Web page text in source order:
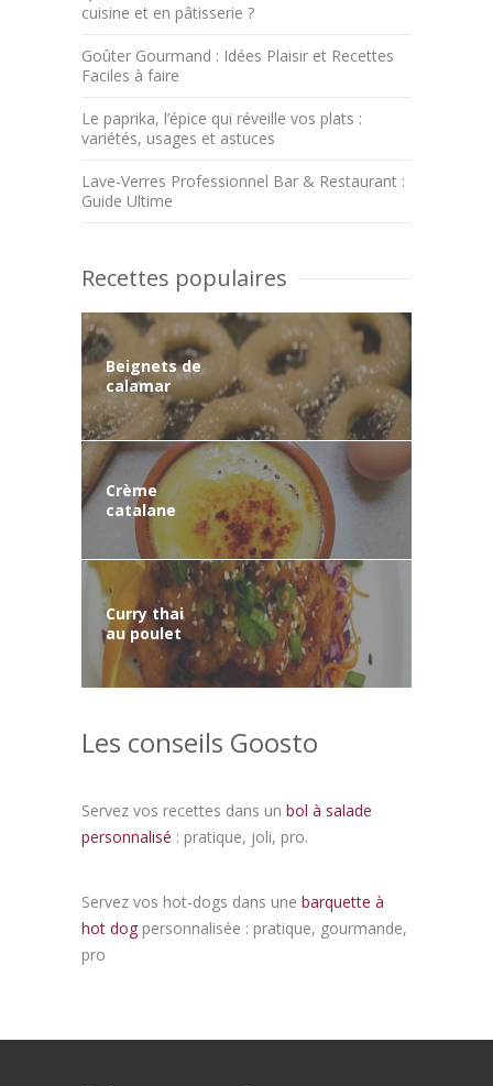
cuisine et en pâtisserie ?
Goûter Gourmand : Idées Plaisir et Recettes
Faciles à faire
Le paprika, l’épice qui réveille vos plats :
variétés, usages et astuces
Lave-Verres Professionnel Bar & Restaurant :
Guide Ultime
Recettes populaires
Beignets de
calamar
Crème
catalane
Curry thai
au poulet
Les conseils Goosto
Servez vos recettes dans un bol à salade
personnalisé : pratique, joli, pro.
Servez vos hot-dogs dans une barquette à
hot dog personnalisée : pratique, gourmande,
pro